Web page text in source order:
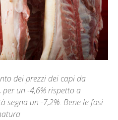
dei prezzi dei capi da
per un -4,6% rispetto a
segna un -7,2%. Bene le fasi